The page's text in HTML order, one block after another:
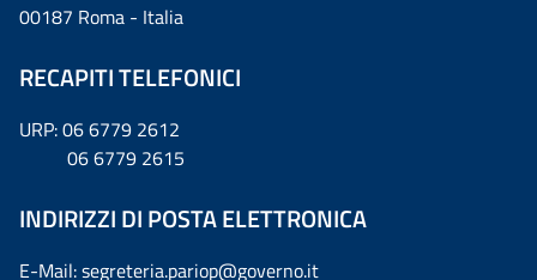
00187 Roma - Italia
RECAPITI TELEFONICI
URP: 06 6779 2612
06 6779 2615
INDIRIZZI DI POSTA ELETTRONICA
E-Mail: segreteria.pariop@governo.it